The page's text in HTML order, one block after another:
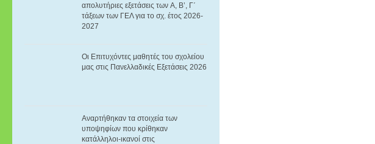
απολυτήριες εξετάσεις των A, B’, Γ΄
τάξεων των ΓΕΛ για το σχ. έτος 2026-
2027
Οι Επιτυχόντες μαθητές του σχολείου
μας στις Πανελλαδικές Εξετάσεις 2026
Αναρτήθηκαν τα στοιχεία των
υποψηφίων που κρίθηκαν
κατάλληλοι-ικανοί στις